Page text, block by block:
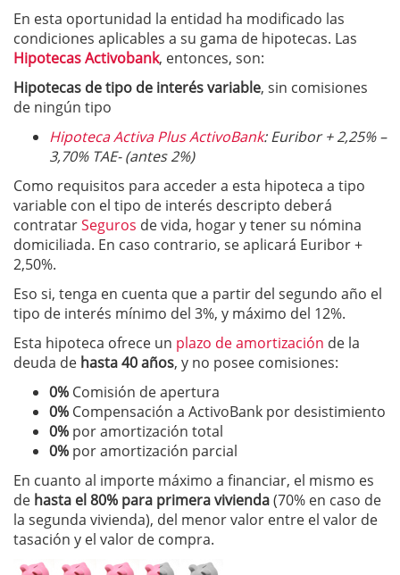
En esta oportunidad la entidad ha modificado las
condiciones aplicables a su gama de hipotecas. Las
Hipotecas Activobank, entonces, son:
Hipotecas de tipo de interés variable, sin comisiones
de ningún tipo
Hipoteca Activa Plus ActivoBank: Euribor + 2,25% –
3,70% TAE- (antes 2%)
Como requisitos para acceder a esta hipoteca a tipo
variable con el tipo de interés descripto deberá
contratarSeguros de vida, hogar y tener su nómina
domiciliada. En caso contrario, se aplicará Euribor +
2,50%.
Eso si, tenga en cuenta que a partir del segundo año el
tipo de interés mínimo del 3%, y máximo del 12%.
Esta hipoteca ofrece un plazo de amortización de la
deuda de hasta 40 años, y no posee comisiones:
0% Comisión de apertura
0% Compensación a ActivoBank por desistimiento
0% por amortización total
0% por amortización parcial
En cuanto al importe máximo a financiar, el mismo es
de hasta el 80% para primera vivienda(70% en caso de
la segunda vivienda), del menor valor entre el valor de
tasación y el valor de compra.